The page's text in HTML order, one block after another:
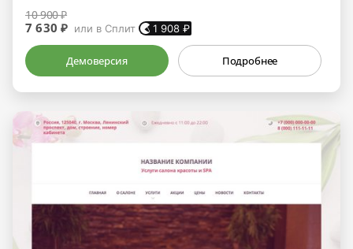
10 900 ₽
7 630 ₽ или в Сплит 1 908 ₽
Демоверсия Подробнее